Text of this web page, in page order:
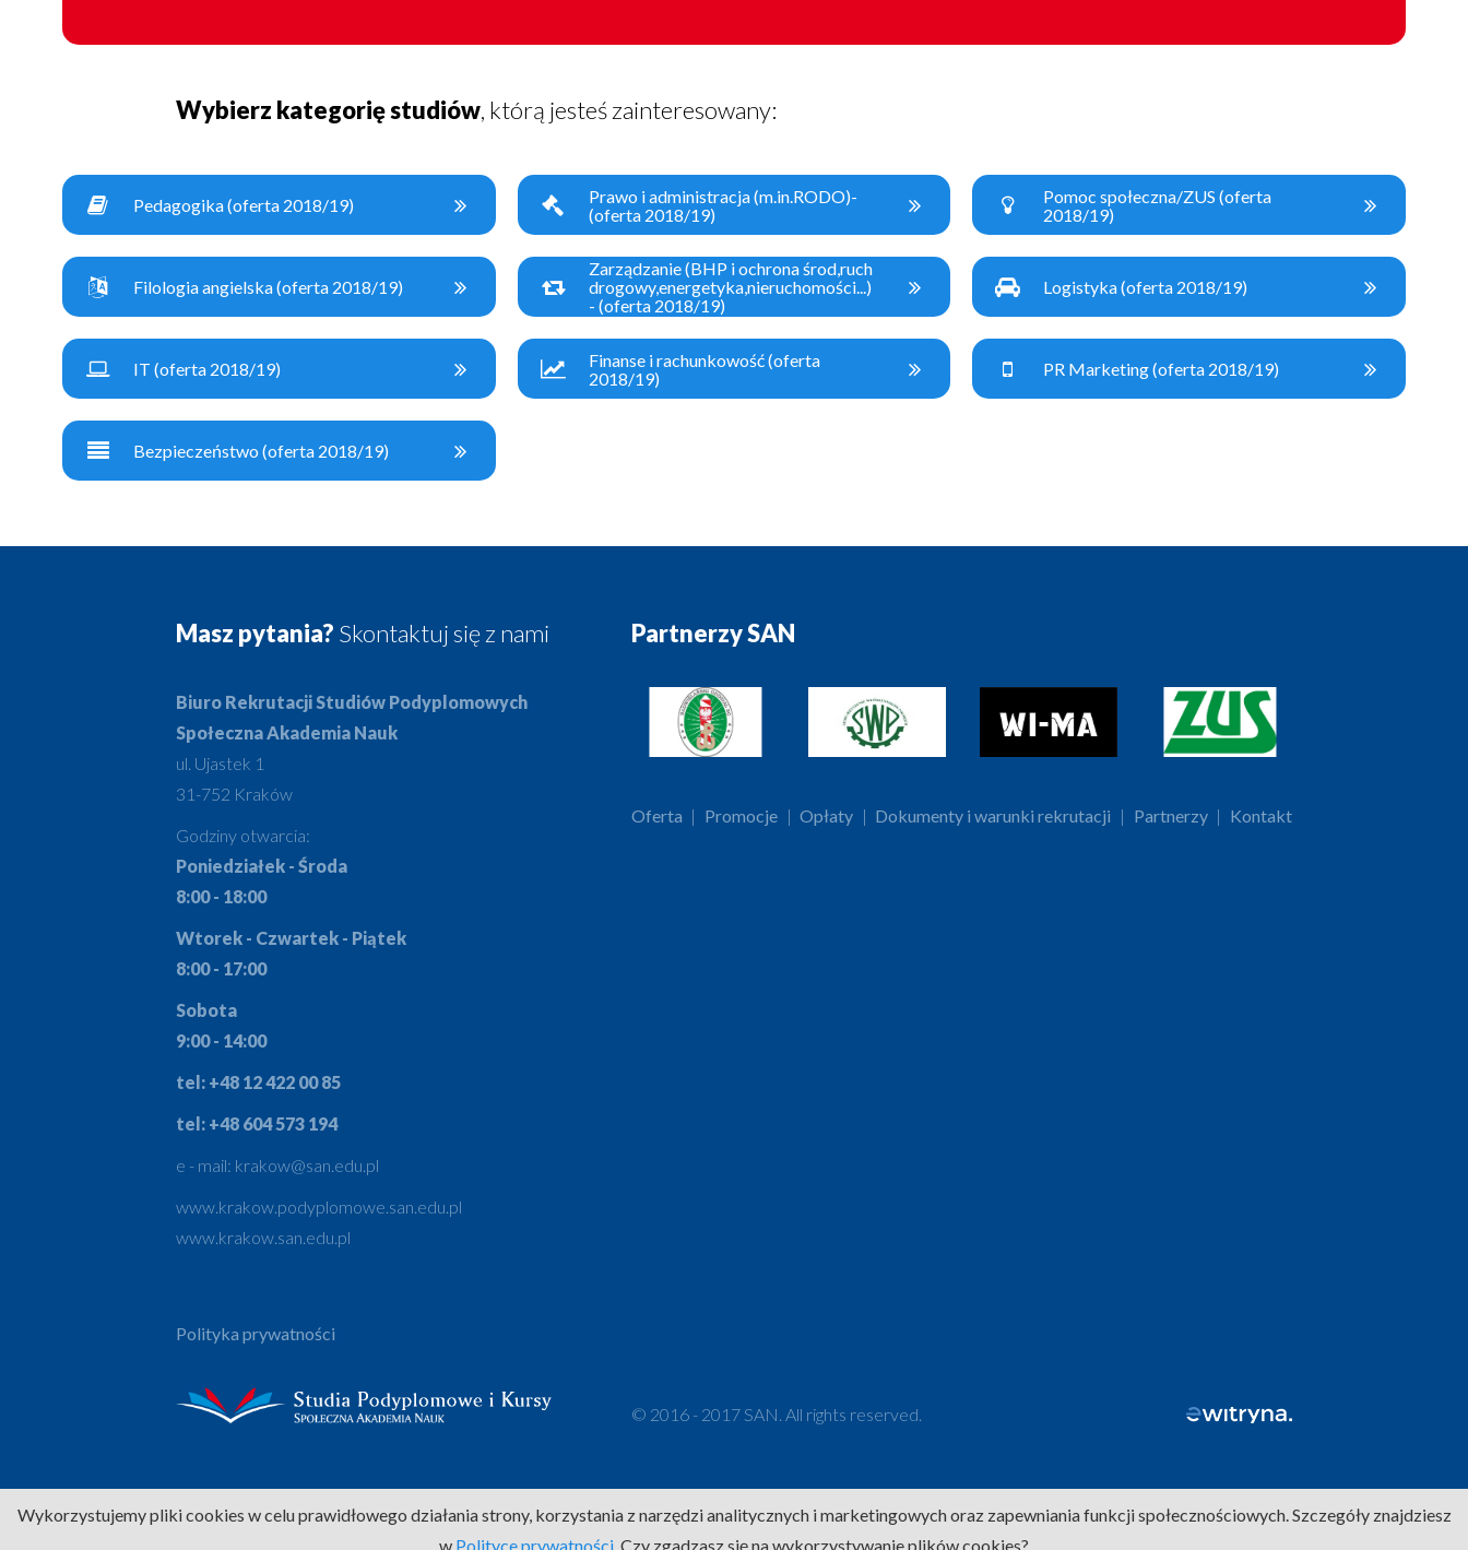
Wybierz kategorię studiów, którą jesteś zainteresowany:
Pedagogika (oferta 2018/19)
Prawo i administracja (m.in.RODO)-
(oferta 2018/19)
Pomoc społeczna/ZUS (oferta
2018/19)
Filologia angielska (oferta 2018/19)
Zarządzanie (BHP i ochrona środ,ruch
drogowy,energetyka,nieruchomości...)
- (oferta 2018/19)
Logistyka (oferta 2018/19)
IT (oferta 2018/19)
Finanse i rachunkowość (oferta
2018/19)
PR Marketing (oferta 2018/19)
Bezpieczeństwo (oferta 2018/19)
Masz pytania? Skontaktuj się z nami
Biuro Rekrutacji Studiów Podyplomowych
Społeczna Akademia Nauk
ul. Ujastek 1
31-752 Kraków
Godziny otwarcia:
Poniedziałek - Środa
8:00 - 18:00
Wtorek - Czwartek - Piątek
8:00 - 17:00
Sobota
9:00 - 14:00
tel: +48 12 422 00 85
tel: +48 604 573 194
e - mail: krakow@san.edu.pl
www.krakow.podyplomowe.san.edu.pl
www.krakow.san.edu.pl
Polityka prywatności
Partnerzy SAN
Oferta | Promocje | Opłaty | Dokumenty i warunki rekrutacji | Partnerzy | Kontakt
© 2016 - 2017 SAN. All rights reserved.
Wykorzystujemy pliki cookies w celu prawidłowego działania strony, korzystania z narzędzi analitycznych i marketingowych oraz zapewniania funkcji społecznościowych. Szczegóły znajdziesz
w Polityce prywatności . Czy zgadzasz się na wykorzystywanie plików cookies?